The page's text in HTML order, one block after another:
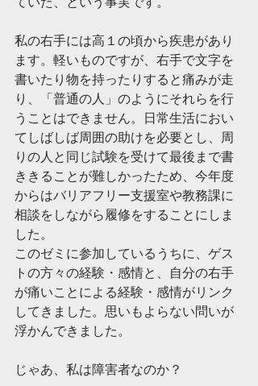
私の右手には高１の頃から疾患があり
ます。軽いものですが、右手で文字を
書いたり物を持ったりすると痛みが走
り、「普通の人」のようにそれらを行
うことはできません。日常生活におい
てしばしば周囲の助けを必要とし、周
りの人と同じ試験を受けて最後まで書
ききることが難しかったため、今年度
からはバリアフリー支援室や教務課に
相談をしながら履修をすることにしま
した。
このゼミに参加しているうちに、ゲス
トの方々の経験・感情と、自分の右手
が痛いことによる経験・感情がリンク
してきました。思いもよらない問いが
浮かんできました。
じゃあ、私は障害者なのか？